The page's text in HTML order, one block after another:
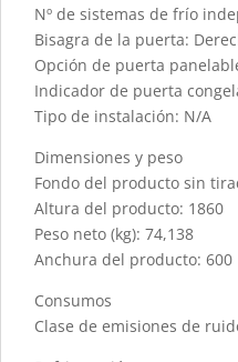
Nº de sistemas de frío
Bisagra de la puerta:
Opción de puerta
Indicador de puerta
Tipo de instalación: N/A
Dimensiones y peso
Fondo del producto sin
Altura del producto: 1860
Peso neto (kg): 74,138
Anchura del producto: 600
Consumos
Clase de emisiones de